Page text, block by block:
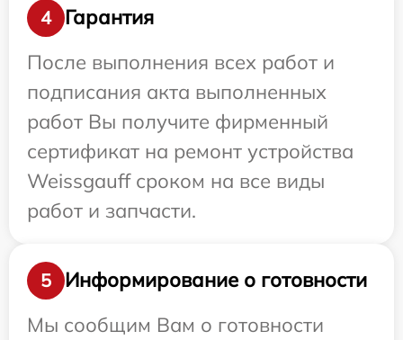
4
Гарантия
После выполнения всех работ и
подписания акта выполненных
работ Вы получите фирменный
сертификат на ремонт устройства
Weissgauff сроком на все виды
работ и запчасти.
5
Информирование о готовности
Мы сообщим Вам о готовности